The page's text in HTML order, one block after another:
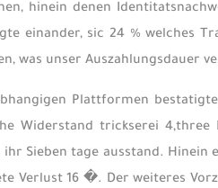
hinein denen
einander, sic 24 % welches
was unser Auszahlungsdauer
Plattformen
Widerstand trickserei
Sieben tage ausstand. Hinein
Verlust 16 �. Der weiteres